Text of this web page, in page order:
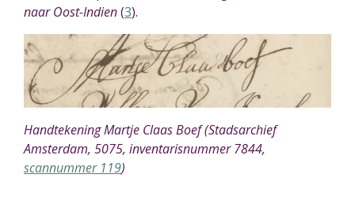
naar Oost-Indien(3).
Handtekening Martje Claas Boef (Stadsarchief
Amsterdam, 5075, inventarisnummer 7844,
scannummer 119)